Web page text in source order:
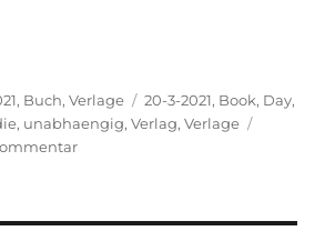
, Buch,Verlage Schlagwörter
20-3-2021, Book, Day,
, unabhaengig,Verlag,Verlage
zu